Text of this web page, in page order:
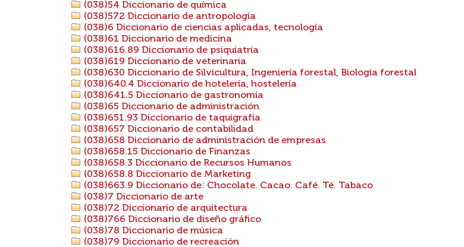
(038)54 Diccionario de química
(038)572 Diccionario de antropología
(038)6 Diccionario de ciencias aplicadas, tecnología
(038)61 Diccionario de medicina
(038)616.89 Diccionario de psiquiatría
(038)619 Diccionario de veterinaria
(038)630 Diccionario de Silvicultura, Ingeniería forestal, Biología forestal
(038)640.4 Diccionario de hotelería, hostelería
(038)641.5 Diccionario de gastronomía
(038)65 Diccionario de administración
(038)651.93 Diccionario de taquigrafía
(038)657 Diccionario de contabilidad
(038)658 Diccionario de administración de empresas
(038)658.15 Diccionario de Finanzas
(038)658.3 Diccionario de Recursos Humanos
(038)658.8 Diccionario de Marketing
(038)663.9 Diccionario de: Chocolate. Cacao. Café. Té. Tabaco
(038)7 Diccionario de arte
(038)72 Diccionario de arquitectura
(038)766 Diccionario de diseño gráfico
(038)78 Diccionario de música
(038)79 Diccionario de recreación